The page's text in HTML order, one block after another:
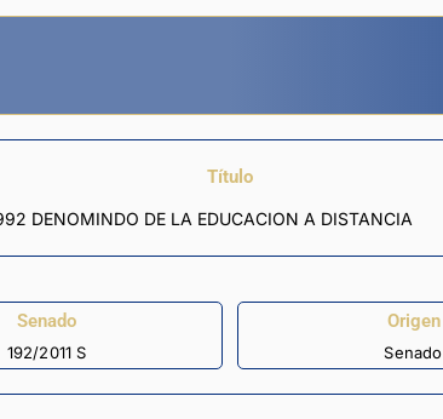
Título
DENOMINDO DE LA EDUCACION A DISTANCIA
Senado
192/2011 S
Origen
Senado